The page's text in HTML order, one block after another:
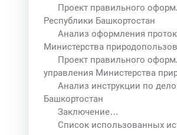
Проект правильного
Республики Башкортостан
Анализ оформления
Министерства
Проект правильного
управления Министерства
Анализ инструкции по
Башкортостан
Заключение…
Список использованных